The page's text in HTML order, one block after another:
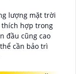
lượng mặt trời
thích hợp trong
đầu cũng cao
cần bảo trì